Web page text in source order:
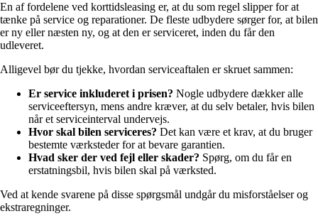
En af fordelene ved korttidsleasing er, at du som regel slipper for at
tænke på service og reparationer. De fleste udbydere sørger for, at bilen
er ny eller næsten ny, og at den er serviceret, inden du får den
udleveret.
Alligevel bør du tjekke, hvordan serviceaftalen er skruet sammen:
Er service inkluderet i prisen? Nogle udbydere dækker alle
serviceeftersyn, mens andre kræver, at du selv betaler, hvis bilen
når et serviceinterval undervejs.
Hvor skal bilen serviceres? Det kan være et krav, at du bruger
bestemte værksteder for at bevare garantien.
Hvad sker der ved fejl eller skader? Spørg, om du får en
erstatningsbil, hvis bilen skal på værksted.
Ved at kende svarene på disse spørgsmål undgår du misforståelser og
ekstraregninger.